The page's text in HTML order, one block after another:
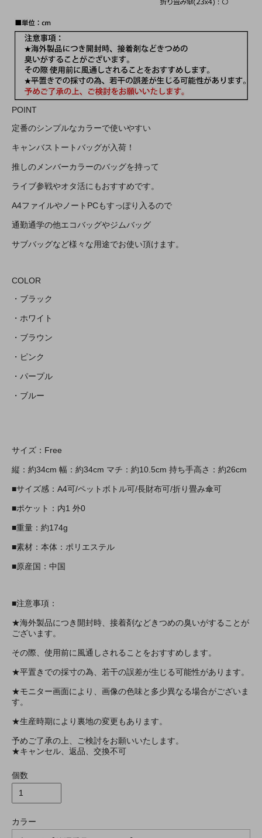
POINT
定番のシンプルなカラーで使いやすい
キャンバストートバッグが入荷！
推しのメンバーカラーのバッグを持って
ライブ参戦やオタ活にもおすすめです。
A4ファイルやノートPCもすっぽり入るので
通勤通学の他エコバッグやジムバッグ
サブバッグなど様々な用途でお使い頂けます。
COLOR
・ブラック
・ホワイト
・ブラウン
・ピンク
・パープル
・ブルー
サイズ：Free
縦：約34cm 幅：約34cm マチ：約10.5cm 持ち手高さ：約26cm
■サイズ感：A4可/ペットボトル可/長財布可/折り畳み傘可
■ポケット：内1 外0
■重量：約174g
■素材：本体：ポリエステル
■原産国：中国
■注意事項：
★海外製品につき開封時、接着剤などきつめの臭いがすることが
ございます。
その際、使用前に風通しされることをおすすめします。
★平置きでの採寸の為、若干の誤差が生じる可能性があります。
★モニター画面により、画像の色味と多少異なる場合がございま
す。
★生産時期により裏地の変更もあります。
予めご了承の上、ご検討をお願いいたします。
★キャンセル、返品、交換不可
個数
カラー